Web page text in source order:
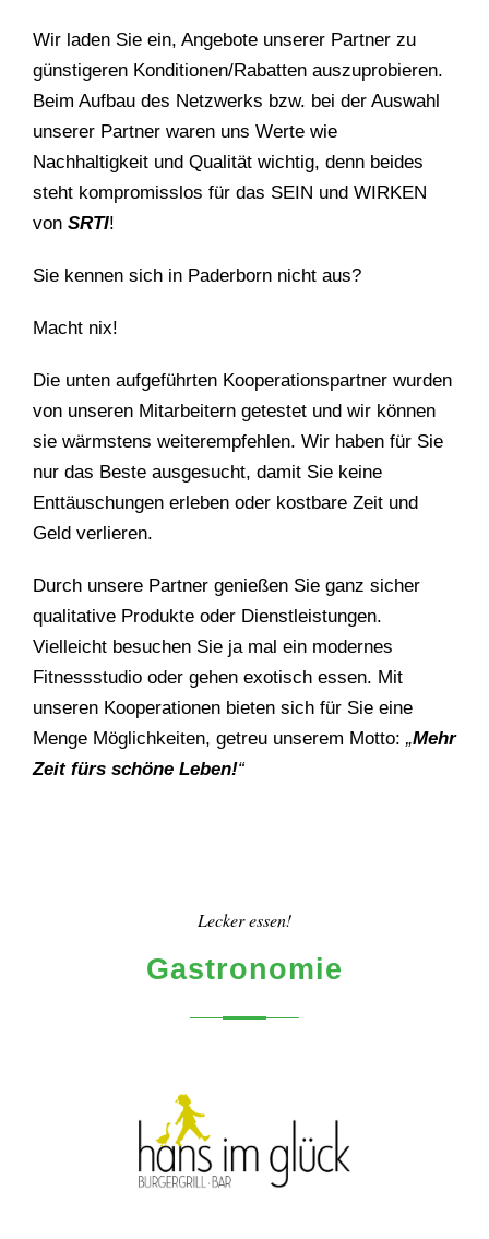
Wir laden Sie ein, Angebote unserer Partner zu
günstigeren Konditionen/Rabatten auszuprobieren.
Beim Aufbau des Netzwerks bzw. bei der Auswahl
unserer Partner waren uns Werte wie
Nachhaltigkeit und Qualität wichtig, denn beides
steht kompromisslos für das SEIN und WIRKEN
von SRTI!
Sie kennen sich in Paderborn nicht aus?
Macht nix!
Die unten aufgeführten Kooperationspartner wurden
von unseren Mitarbeitern getestet und wir können
sie wärmstens weiterempfehlen. Wir haben für Sie
nur das Beste ausgesucht, damit Sie keine
Enttäuschungen erleben oder kostbare Zeit und
Geld verlieren.
Durch unsere Partner genießen Sie ganz sicher
qualitative Produkte oder Dienstleistungen.
Vielleicht besuchen Sie ja mal ein modernes
Fitnessstudio oder gehen exotisch essen. Mit
unseren Kooperationen bieten sich für Sie eine
Menge Möglichkeiten, getreu unserem Motto: „Mehr
Zeit fürs schöne Leben!“
Lecker essen!
Gastronomie